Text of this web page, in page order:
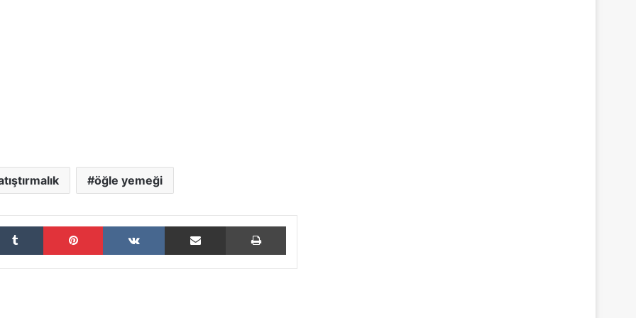
öğle yemeği
Tumblr Pinterest VKontakte E-Posta ile paylaş